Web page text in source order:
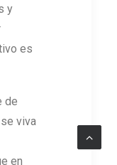
y
es
de
viva
en